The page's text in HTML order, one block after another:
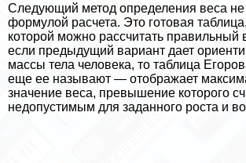
Следующий метод определения веса не
формулой расчета. Это готовая
которой можно рассчитать правильный
если предыдущий вариант дает
массы тела человека, то таблица
еще ее называют — отображает
значение веса, превышение которого
недопустимым для заданного роста и